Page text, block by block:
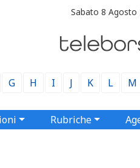
Sabato 8 Agosto
G H I J K L M
Rubriche